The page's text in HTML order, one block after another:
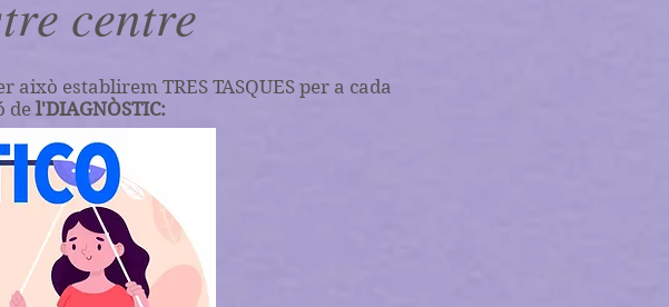
centre
això establirem TRES TASQUES per a cada
de l'DIAGNÒSTIC: